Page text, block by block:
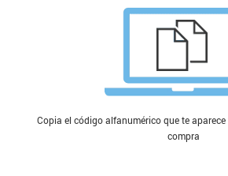
Copia el código alfanumérico que te aparece
compra